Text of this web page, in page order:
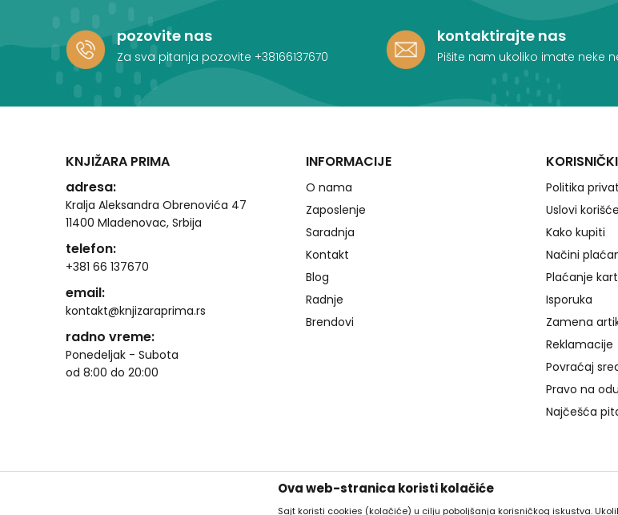
pozovite nas
Za sva pitanja pozovite +38166137670
kontaktirajte nas
Pišite nam ukoliko imate neke
KNJIŽARA PRIMA
adresa:
Kralja Aleksandra Obrenovića 47
11400 Mladenovac, Srbija
telefon:
+381 66 137670
email:
kontakt@knjizaraprima.rs
radno vreme:
Ponedeljak - Subota
od 8:00 do 20:00
INFORMACIJE
O nama
Zaposlenje
Saradnja
Kontakt
Blog
Radnje
Brendovi
Politika
Uslovi
Kako kupiti
Načini
Plaćanje
Isporuka
Zamena
Reklamacije
Povraćaj
Pravo na
Najčešća
Ova web-stranica koristi kolačiće
Sajt koristi cookies (kolačiće) u cilju poboljšanja korisničkog iskustva.